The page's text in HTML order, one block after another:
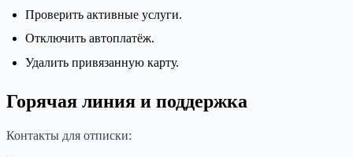
Проверить активные услуги.
Отключить автоплатёж.
Удалить привязанную карту.
Горячая линия и поддержка
Контакты для отписки: